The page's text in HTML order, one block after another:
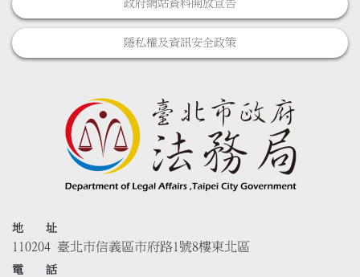
政府網站資料開放宣告
隱私權及資訊安全政策
地 址
110204 臺北市信義區市府路1號8樓東北區
電 話